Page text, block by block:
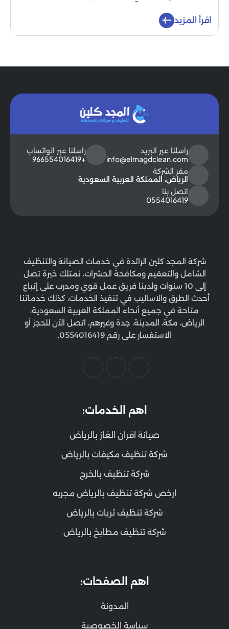
اقرأ المزيد
راسلنا عبر البريد
info@elmagdclean.com
راسلنا عبر الواتساب
+966554016419
مقر الشركة
الرياض، المملكة العربية السعودية
اتصل بنا
0554016419
شركة المجد كلين الرائدة في خدمات الصيانة والتنظيف
الشامل والتعقيم ومكافحة الحشرات، نمتلك خبرة تصل
إلى 10 سنوات ولدينا فريق عمل قوي ومدرب على إتباع
أحدث الطرق والاساليب في تنفيذ الخدمات، كذلك خدماتنا
متاحة في جميع أنحاء المملكة العربية السعودية،
الرياض، مكة، المدينة، جدة وغيرهم، اتصل الآن للحجز أو
الاستفسار على رقم 0554016419.
اهم الخدمات:
صيانة افران الغاز بالرياض
شركة تنظيف مكيفات بالرياض
شركة تنظيف بالخرج
ارخص شركة تنظيف بالرياض مجربه
شركة تنظيف ثريات بالرياض
شركة تنظيف مطابخ بالرياض
اهم الصفحات:
المدونة
سياسة الخصوصية